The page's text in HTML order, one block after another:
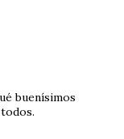
buenísimos